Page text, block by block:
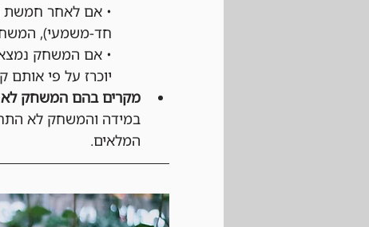
• אם לאחר חמשת
חד-משמעי),
• אם המשחק
יוכרז על פי אותם
מקרים בהם המשחק לא
במידה והמשחק לא
המלאים.